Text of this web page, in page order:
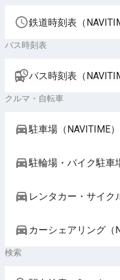
鉄道時刻表（
バス時刻表
バス時刻表（
クルマ・自転車
駐車場（NAVITIME）
駐輪場・バイク駐車
レンタカー・サイク
カーシェアリング（
検索